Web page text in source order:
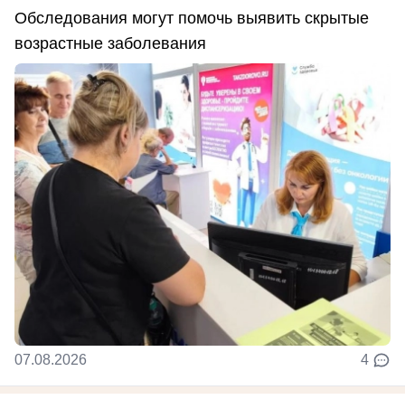
Обследования могут помочь выявить скрытые
возрастные заболевания
07.08.2026 4